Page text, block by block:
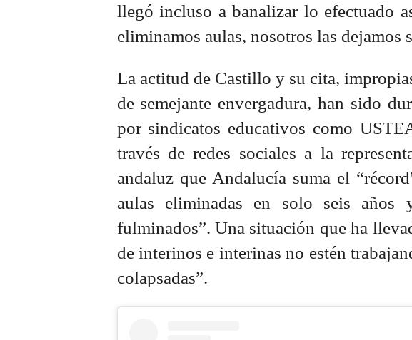
llegó incluso a banalizar lo efectuado
eliminamos aulas, nosotros las dejamos
La actitud de Castillo y su cita,
de semejante envergadura, han sido
por sindicatos educativos como
través de redes sociales a la
andaluz que Andalucía suma el
aulas eliminadas en solo seis años
fulminados”. Una situación que ha
de interinos e interinas no estén
colapsadas”.